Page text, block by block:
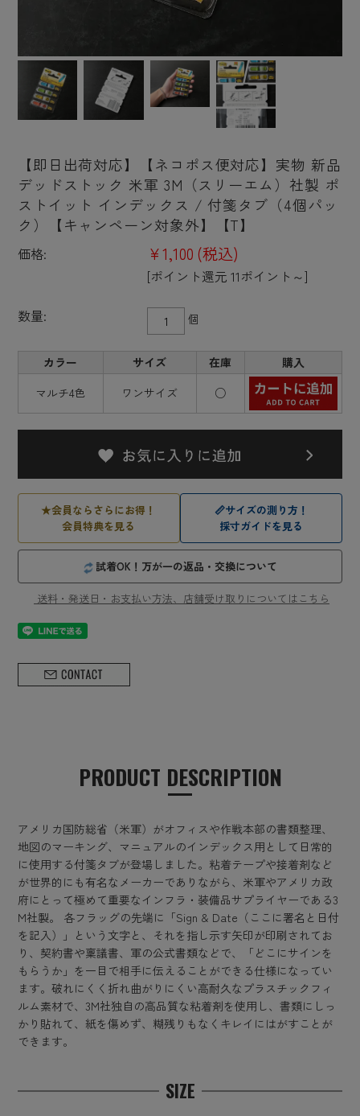
【即日出荷対応】【ネコポス便対応】実物 新品
デッドストック 米軍 3M（スリーエム）社製 ポ
ストイット インデックス / 付箋タブ（4個パッ
ク）【キャンペーン対象外】【T】
価格: ¥1,100 (税込)
[ポイント還元 11ポイント～]
数量: 個
カラー サイズ 在庫
購入
マルチ4色
ワンサイズ ○
★会員ならさらにお得！
会員特典を見る
📏サイズの測り方！
採寸ガイドを見る
試着OK！万が一の返品・交換について
送料・発送日・お支払い方法、店舗受け取りについてはこちら
PRODUCT DESCRIPTION
アメリカ国防総省（米軍）がオフィスや作戦本部の書類整理、
地図のマーキング、マニュアルのインデックス用として日常的
に使用する付箋タブが登場しました。粘着テープや接着剤など
が世界的にも有名なメーカーでありながら、米軍やアメリカ政
府にとって極めて重要なインフラ・装備品サプライヤーである3
M社製。 各フラッグの先端に「Sign & Date（ここに署名と日付
を記入）」という文字と、それを指し示す矢印が印刷されてお
り、契約書や稟議書、軍の公式書類などで、「どこにサインを
もらうか」を一目で相手に伝えることができる仕様になってい
ます。破れにくく折れ曲がりにくい高耐久なプラスチックフィ
ルム素材で、3M社独自の高品質な粘着剤を使用し、書類にしっ
かり貼れて、紙を傷めず、糊残りもなくキレイにはがすことが
できます。
SIZE